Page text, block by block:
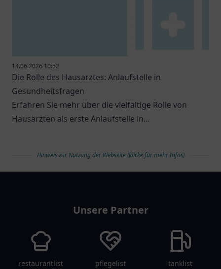
14.06.2026 10:52
Die Rolle des Hausarztes: Anlaufstelle in
Gesundheitsfragen
Erfahren Sie mehr über die vielfältige Rolle von
Hausärzten als erste Anlaufstelle in
Hinweis zur Nutzung der Webseite (klicke für mehr Infos)
Unsere Partner
restaurantlist pflegelist tanklist